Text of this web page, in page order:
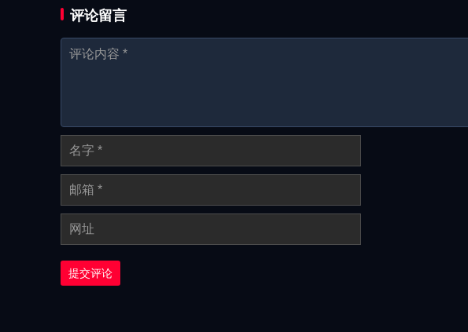
评论留言
提交评论